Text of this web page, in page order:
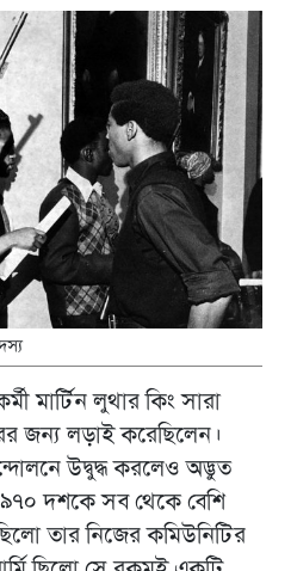
মার্টিন লুথার কিং সারা
জন্য লড়াই করেছিলেন।
উদ্বুদ্ধ করলেও অদ্ভুত
দশকে সব থেকে বেশি
তার নিজের কমিউনিটির